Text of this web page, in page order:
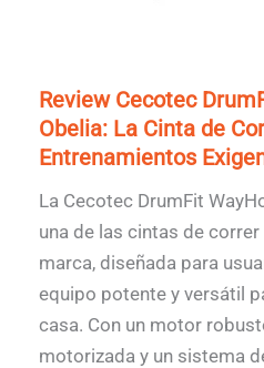
Review Cecotec
Obelia: La Cinta de
Entrenamientos
La Cecotec DrumFit
una de las cintas de
marca, diseñada para
equipo potente y versátil
casa. Con un motor
motorizada y un sistema